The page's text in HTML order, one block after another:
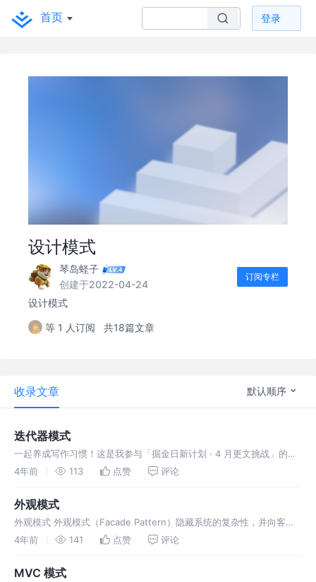
首页 登录
设计模式
琴岛蛏子
创建于2022-04-24
订阅专栏
设计模式
等 1 人订阅 共18篇文章
收录文章 默认顺序
迭代器模式
一起养成写作习惯！这是我参与「掘金日新计划 · 4 月更文挑战」的第
20天，点击查看活动详情。 状态模式 在状态模式（State Pattern）
4年前 113 点赞 评论
外观模式
外观模式 外观模式（Facade Pattern）隐藏系统的复杂性，并向客户
端提供了一个客户端可以访问系
4年前 141 点赞 评论
MVC 模式